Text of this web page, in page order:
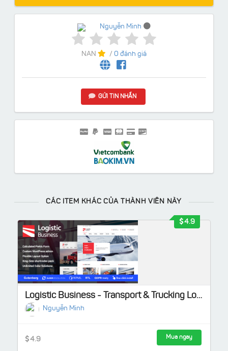
Nguyễn Minh
NAN / 0 đánh giá
GỬI TIN NHẮN
CÁC ITEM KHÁC CỦA THÀNH VIÊN NÀY
Logistic Business - Transport & Trucking Logistics WordPress Theme
Nguyễn Minh
4.9 Mua ngay
4.9